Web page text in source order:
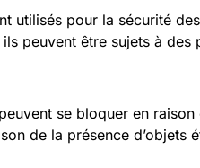
utilisés pour la sécurité
peuvent être sujets à des
se bloquer en raison
de la présence d’objets